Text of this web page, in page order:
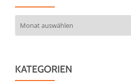
KATEGORIEN